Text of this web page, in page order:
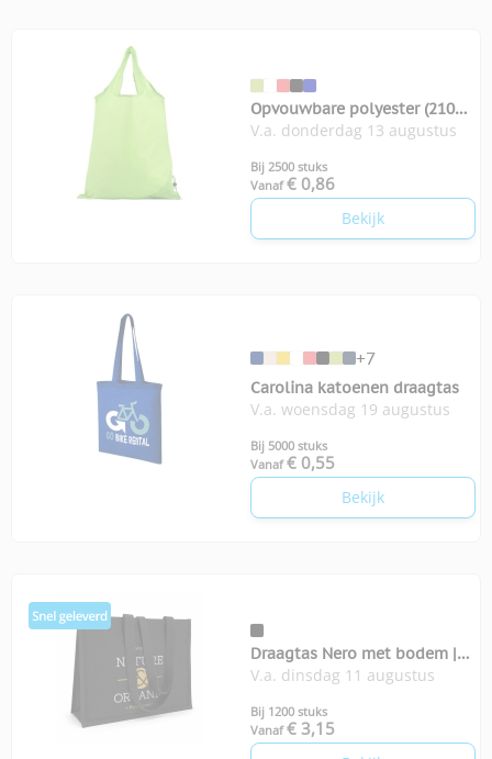
Opvouwbare polyester (210D)
boodschappentas
V.a. donderdag 13 augustus
Bij 2500 stuks
Vanaf € 0,86
Bekijk
+7
Carolina katoenen draagtas
V.a. woensdag 19 augustus
Bij 5000 stuks
Vanaf € 0,55
Bekijk
Draagtas Nero met bodem |
350-grams
V.a. dinsdag 11 augustus
Bij 1200 stuks
Vanaf € 3,15